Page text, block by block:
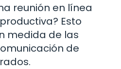
reunión en línea
Esto
medida de las
de